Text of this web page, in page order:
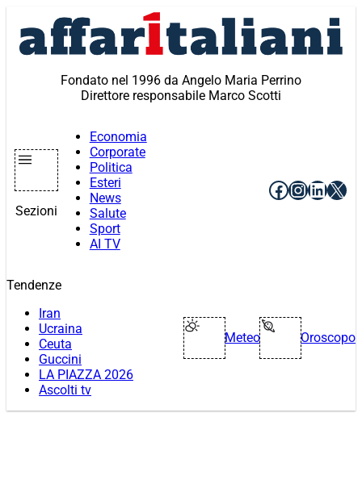
contenuto
Fondato nel 1996 da Angelo Maria Perrino
Direttore responsabile Marco Scotti
Sezioni
Economia
Corporate
Politica
Esteri
News
Salute
Sport
AI TV
Facebook
X
Tendenze
Iran
Ucraina
Ceuta
Guccini
LA PIAZZA 2026
Ascolti tv
Meteo Oroscopo